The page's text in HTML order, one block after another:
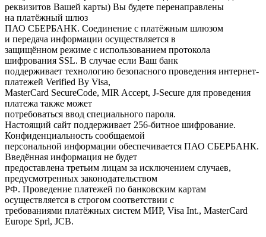
реквизитов Вашей карты) Вы будете перенаправлены
на платёжный шлюз
ПАО СБЕРБАНК. Соединение с платёжным шлюзом
и передача информации осуществляется в
защищённом режиме с использованием протокола
шифрования SSL. В случае если Ваш банк
поддерживает технологию безопасного проведения интернет-
платежей Verified By Visa,
MasterCard SecureCode, MIR Accept, J-Secure для проведения
платежа также может
потребоваться ввод специального пароля.
Настоящий сайт поддерживает 256-битное шифрование.
Конфиденциальность сообщаемой
персональной информации обеспечивается ПАО СБЕРБАНК.
Введённая информация не будет
предоставлена третьим лицам за исключением случаев,
предусмотренных законодательством
РФ. Проведение платежей по банковским картам
осуществляется в строгом соответствии с
требованиями платёжных систем МИР, Visa Int., MasterCard
Europe Sprl, JCB.